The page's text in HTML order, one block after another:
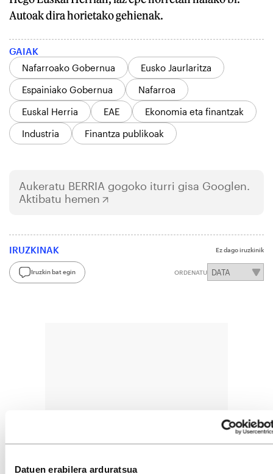
Datuen erabilera arduratsua
Autoak dira horietako gehienak.
GAIAK
Nafarroako Gobernua
Eusko Jaurlaritza
Espainiako Gobernua
Nafarroa
Euskal Herria
EAE
Ekonomia eta finantzak
Industria
Finantza publikoak
Aukeratu BERRIA gogoko iturri gisa Googlen.
Aktibatu hemen
IRUZKINAK Ez dago iruzkinik
Iruzkin bat egin ORDENATU